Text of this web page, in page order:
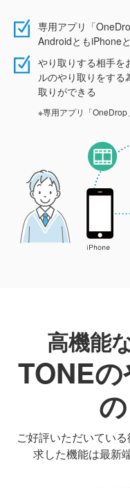
専用アプリ「
AndroidともiPhone
やり取りする相手を
ルのやり取りをする
取りができる
※専用アプリ「OneDrop
高機能
TONE
ご好評いただいてい
求した機能は最新